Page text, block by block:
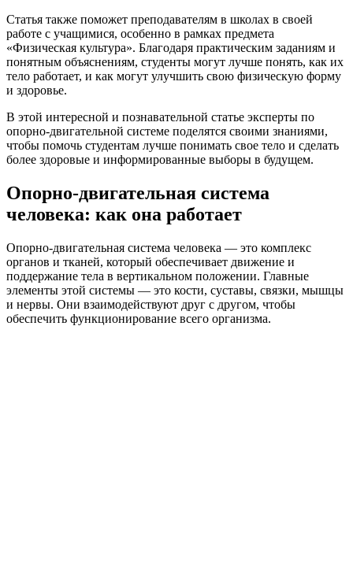
Статья также поможет преподавателям в школах в своей
работе с учащимися, особенно в рамках предмета
«Физическая культура». Благодаря практическим заданиям и
понятным объяснениям, студенты могут лучше понять, как их
тело работает, и как могут улучшить свою физическую форму
и здоровье.
В этой интересной и познавательной статье эксперты по
опорно-двигательной системе поделятся своими знаниями,
чтобы помочь студентам лучше понимать свое тело и сделать
более здоровые и информированные выборы в будущем.
Опорно-двигательная система
человека: как она работает
Опорно-двигательная система человека — это комплекс
органов и тканей, который обеспечивает движение и
поддержание тела в вертикальном положении. Главные
элементы этой системы — это кости, суставы, связки, мышцы
и нервы. Они взаимодействуют друг с другом, чтобы
обеспечить функционирование всего организма.